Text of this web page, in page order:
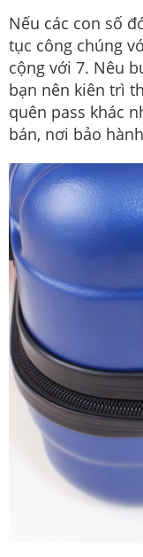
Nếu các con số
tục công chúng
cộng với 7. Nêu
bạn nên kiên trì
quên pass khác
bán, nơi bảo